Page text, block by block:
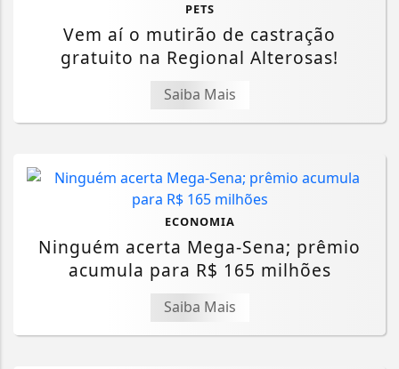
PETS
Vem aí o mutirão de castração
gratuito na Regional Alterosas!
Saiba Mais
ECONOMIA
Ninguém acerta Mega-Sena; prêmio
acumula para R$ 165 milhões
Saiba Mais